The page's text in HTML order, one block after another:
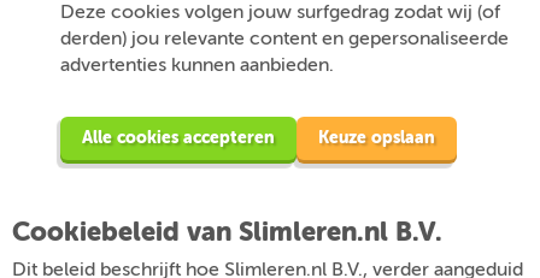
Deze cookies volgen jouw surfgedrag zodat wij (of
derden) jou relevante content en gepersonaliseerde
advertenties kunnen aanbieden.
Alle cookies accepteren Keuze opslaan
Cookiebeleid van Slimleren.nl B.V.
Dit beleid beschrijft hoe Slimleren.nl B.V., verder aangeduid